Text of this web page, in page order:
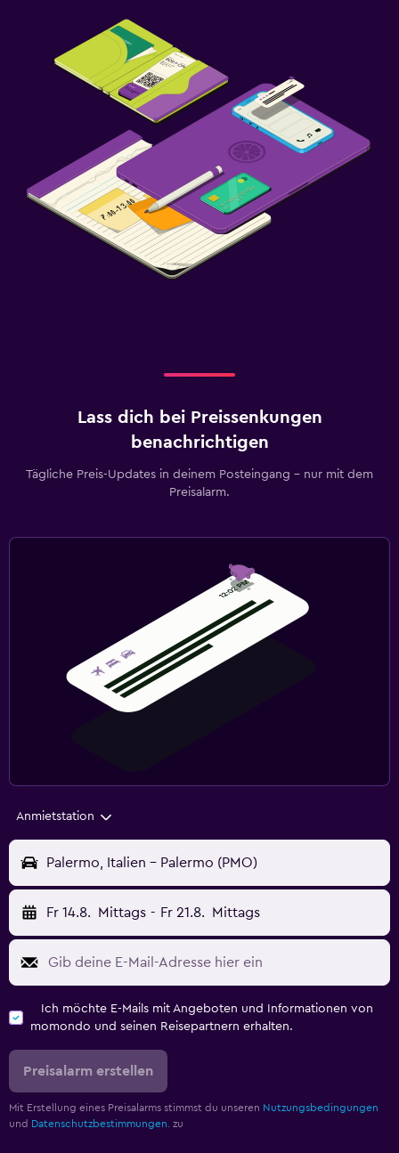
Lass dich bei Preissenkungen
benachrichtigen
Tägliche Preis-Updates in deinem Posteingang – nur mit dem
Preisalarm.
Anmietstation
Palermo, Italien - Palermo (PMO)
Fr 14.8. Mittags - Fr 21.8. Mittags
Ich möchte E-Mails mit Angeboten und Informationen von
momondo und seinen Reisepartnern erhalten.
Preisalarm erstellen
Mit Erstellung eines Preisalarms stimmst du unseren Nutzungsbedingungen
und Datenschutzbestimmungen. zu